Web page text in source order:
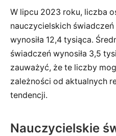
W lipcu 2023 roku, liczba
nauczycielskich
wynosiła 12,4 tysiąca.
świadczeń wynosiła 3,5
zauważyć, że te liczby
zależności od aktualnych
tendencji.
Nauczycielskie